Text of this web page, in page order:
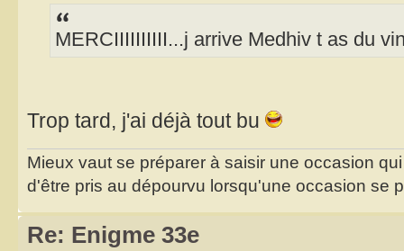
MERCIIIIIIIIII...j arrive Medhiv t as du
Trop tard, j'ai déjà tout bu
Mieux vaut se préparer à saisir une occasion
d'être pris au dépourvu lorsqu'une occasion se
Re: Enigme 33e